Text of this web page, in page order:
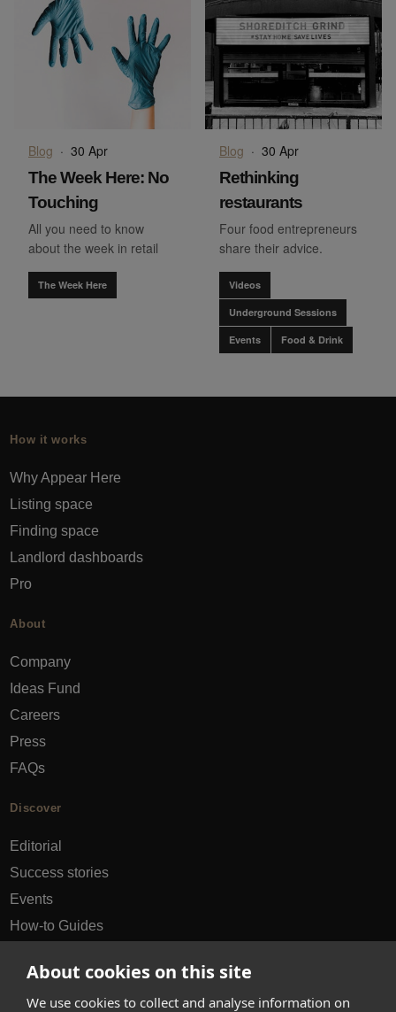
About cookies on this site
We use cookies to collect and analyse information on
Blog · 30 Apr
The Week Here: No
Touching
All you need to know
about the week in retail
The Week Here
Blog · 30 Apr
Rethinking
restaurants
Four food entrepreneurs
share their advice.
Videos
Underground Sessions
Events Food & Drink
How it works
Why Appear Here
Listing space
Finding space
Landlord dashboards
Pro
About
Company
Ideas Fund
Careers
Press
FAQs
Discover
Editorial
Success stories
Events
How-to Guides
hello@appearhere.co.uk